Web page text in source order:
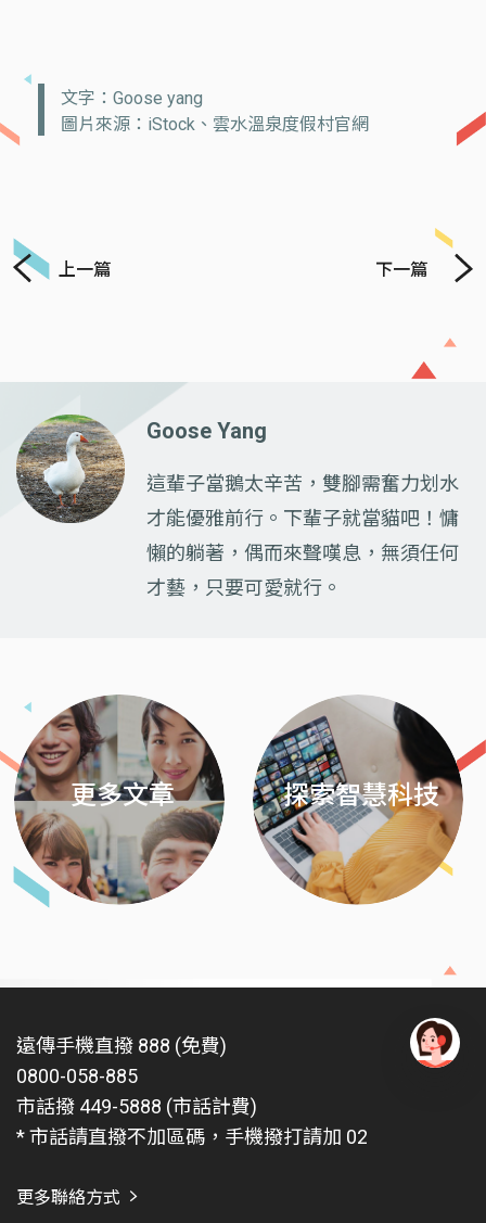
文字：Goose yang
圖片來源：iStock、雲水溫泉度假村官網
上一篇 下一篇
Goose Yang
這輩子當鵝太辛苦，雙腳需奮力划水
才能優雅前行。下輩子就當貓吧！慵
懶的躺著，偶而來聲嘆息，無須任何
才藝，只要可愛就行。
更多文章 探索智慧科技
遠傳手機直撥 888 (免費)
0800-058-885
市話撥 449-5888 (市話計費)
* 市話請直撥不加區碼，手機撥打請加 02
更多聯絡方式